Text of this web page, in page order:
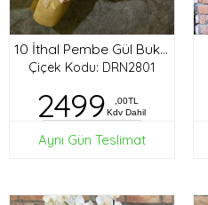
10 İthal Pembe Gül Buketi
Çiçek Kodu: DRN2801
2499
,00TL
Kdv Dahil
Aynı Gün Teslimat